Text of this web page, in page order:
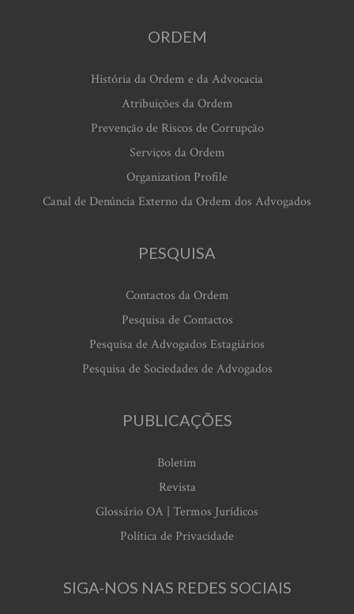
ORDEM
História da Ordem e da Advocacia
Atribuições da Ordem
Prevenção de Riscos de Corrupção
Serviços da Ordem
Organization Profile
Canal de Denúncia Externo da Ordem dos Advogados
PESQUISA
Contactos da Ordem
Pesquisa de Contactos
Pesquisa de Advogados Estagiários
Pesquisa de Sociedades de Advogados
PUBLICAÇÕES
Boletim
Revista
Glossário OA | Termos Jurídicos
Política de Privacidade
SIGA-NOS NAS REDES SOCIAIS